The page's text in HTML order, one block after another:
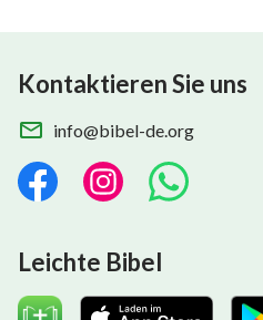
Kontaktieren Sie uns
info@bibel-de.org
Leichte Bibel